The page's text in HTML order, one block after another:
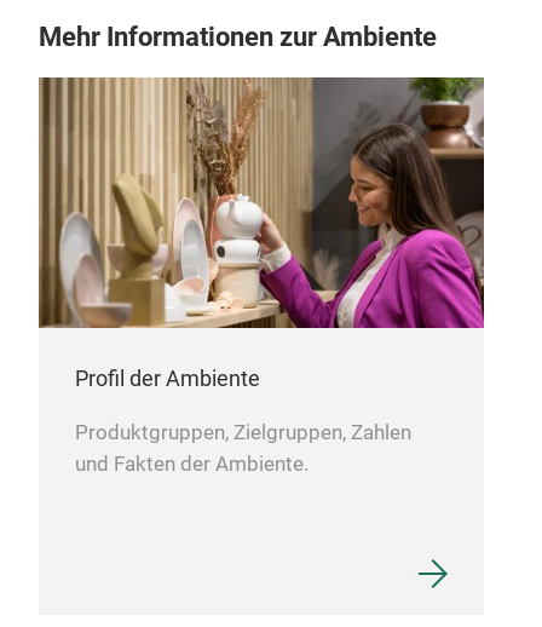
Mehr Informationen zur Ambiente
Profil der Ambiente
Produktgruppen, Zielgruppen, Zahlen
und Fakten der Ambiente.